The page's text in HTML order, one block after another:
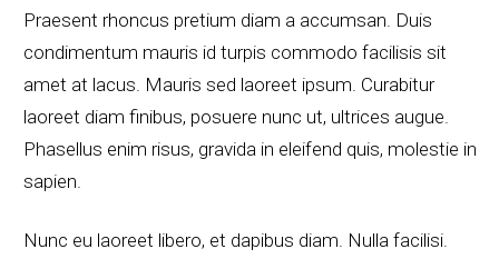
Praesent rhoncus pretium diam a accumsan. Duis
condimentum mauris id turpis commodo facilisis sit
amet at lacus. Mauris sed laoreet ipsum. Curabitur
laoreet diam finibus, posuere nunc ut, ultrices augue.
Phasellus enim risus, gravida in eleifend quis, molestie in
sapien.
Nunc eu laoreet libero, et dapibus diam. Nulla facilisi.